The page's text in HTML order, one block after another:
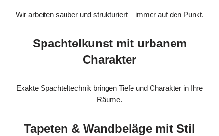
Wir arbeiten sauber und strukturiert – immer auf den Punkt.
Spachtelkunst mit urbanem
Charakter
Exakte Spachteltechnik bringen Tiefe und Charakter in Ihre
Räume.
Tapeten & Wandbeläge mit Stil